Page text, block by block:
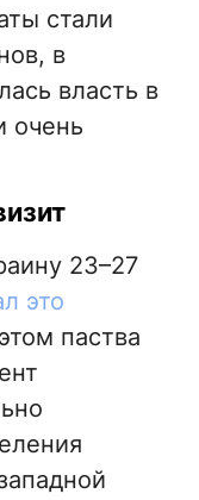
стали
в
власть в
очень
23–27
это
паства